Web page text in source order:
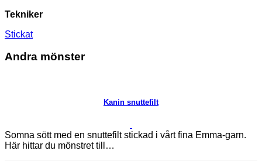
Tekniker
Stickat
Andra mönster
Kanin snuttefilt
Somna sött med en snuttefilt stickad i vårt fina Emma-garn.
Här hittar du mönstret till…